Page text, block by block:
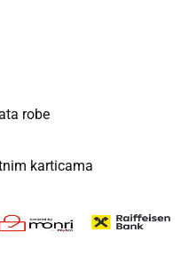
robe
karticama